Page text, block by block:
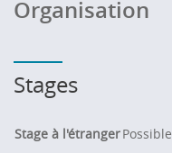
Organisation
Stages
Stage à l'étrangerPossible